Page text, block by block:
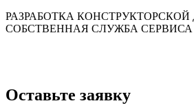
РАЗРАБОТКА
СОБСТВЕННАЯ СЛУЖБА СЕРВИСА
Оставьте заявку